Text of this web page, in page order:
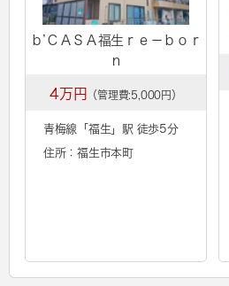
ｂ’ＣＡＳＡ福生ｒｅ－ｂｏｒ
ｎ
4万円 （管理費:5,000円）
青梅線「 福生 」駅 徒歩5分
住所：福生市本町